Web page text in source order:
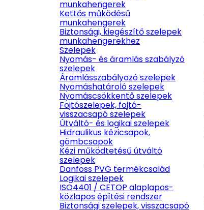
munkahengerek
Kettős működésű
munkahengerek
Biztonsági, kiegészítő szelepek
munkahengerekhez
Szelepek
Nyomás- és áramlás szabályzó
szelepek
Áramlásszabályozó szelepek
Nyomáshatároló szelepek
Nyomáscsökkentő szelepek
Fojtószelepek, fojtó-
visszacsapó szelepek
Útváltó- és logikai szelepek
Hidraulikus kézicsapok,
gömbcsapok
Kézi működtetésű útváltó
szelepek
Danfoss PVG termékcsalád
Logikai szelepek
ISO4401 / CETOP alaplapos-
közlapos építési rendszer
Biztonsági szelepek, visszacsapó